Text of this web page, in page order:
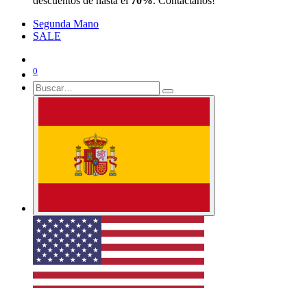
Harness - Impact vest - Helmet - Wetsuit - Pump
Compra nuestro material de alquiler!
Segunda Mano